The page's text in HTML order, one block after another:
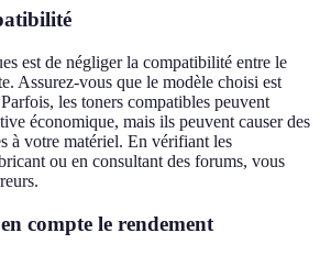
est de négliger la compatibilité entre le
Assurez-vous que le modèle choisi est
les toners compatibles peuvent
économique, mais ils peuvent causer des
à votre matériel. En vérifiant les
ou en consultant des forums, vous
compte le rendement